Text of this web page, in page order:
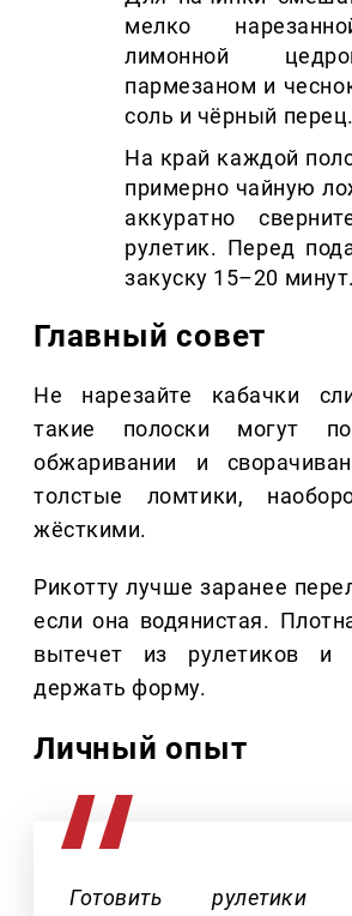
мелко
лимонной
пармезаном и
соль и чёрный перец.
На край каждой
примерно чайную
аккуратно
рулетик. Перед
закуску 15–20 минут.
Главный совет
Не нарезайте кабачки
такие полоски могут
обжаривании и
толстые ломтики,
жёсткими.
Рикотту лучше заранее
если она водянистая.
вытечет из рулетиков и
держать форму.
Личный опыт
Готовить рулетики